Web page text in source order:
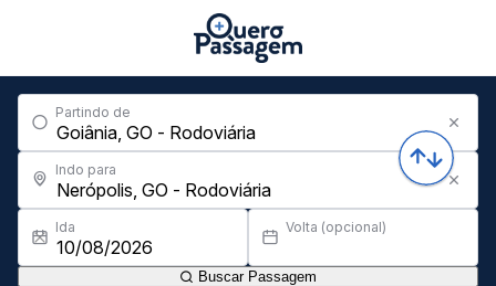
Partindo de
Indo para
Ida Volta (opcional)
Buscar Passagem